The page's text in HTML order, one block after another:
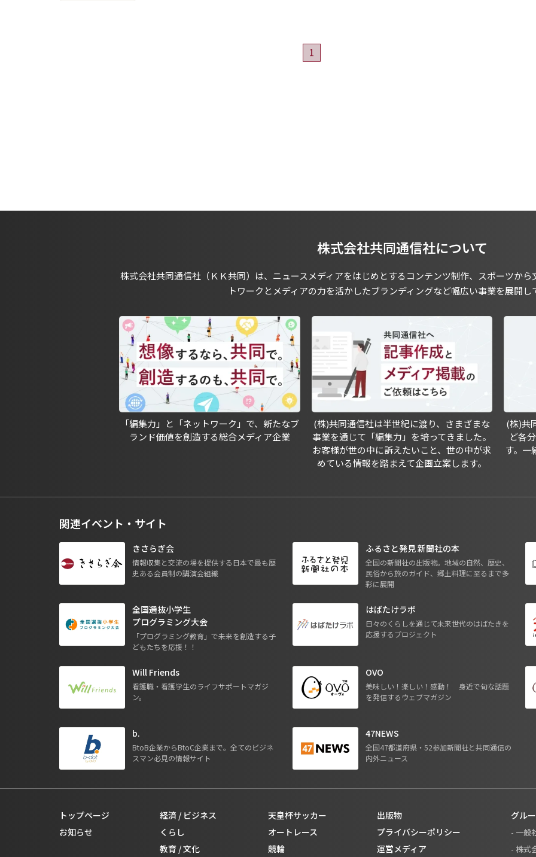
1
株式会社共同通信社について
株式会社共同通信社（ＫＫ共同）は、ニュースメディアをはじめとするコンテンツ制作、スポーツか
トワークとメディアの力を活かしたブランディングなど幅広い事業を展開し
「編集力」と「ネットワーク」で、新たなブ
ランド価値を創造する総合メディア企業
(株)共同通信社は半世紀に渡り、さまざまな
事業を通じて「編集力」を培ってきました。
お客様が世の中に訴えたいこと、世の中が求
めている情報を踏まえて企画立案します。
(株)共
ど各
す。一
関連イベント・サイト
きさらぎ会
情報収集と交流の場を提供する日本で最も歴
史ある会員制の講演会組織
ふるさと発見 新聞社の本
全国の新聞社の出版物。地域の自然、歴史、
民俗から旅のガイド、郷土料理に至るまで多
彩に展開
全国選抜小学生
プログラミング大会
「プログラミング教育」で未来を創造する子
どもたちを応援！！
はばたけラボ
日々のくらしを通じて未来世代のはばたきを
応援するプロジェクト
Will Friends
看護職・看護学生のライフサポートマガジ
ン。
OVO
美味しい！楽しい！感動！ 身近で旬な話題
を発信するウェブマガジン
b.
BtoB企業からBtoC企業まで。全てのビジネ
スマン必見の情報サイト
47NEWS
全国47都道府県・52参加新聞社と共同通信の
内外ニュース
トップページ
お知らせ
経済 / ビジネス
くらし
教育 / 文化
天皇杯サッカー
オートレース
競輪
出版物
プライバシーポリシー
運営メディア
グル
- 一般
- 株式